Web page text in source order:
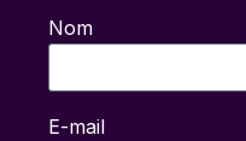
Nom
E-mail